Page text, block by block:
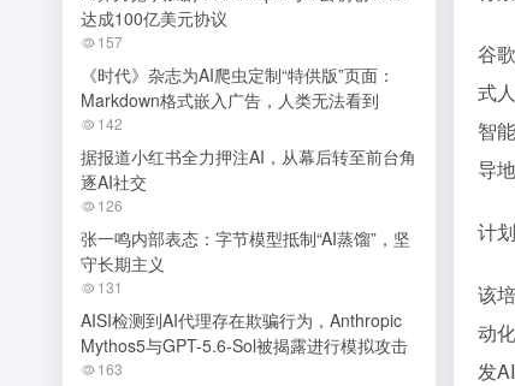
谷
式
智
导
计
该
动
发
达成100亿美元协议
157
《时代》杂志为AI爬虫定制“特供版”页面：
Markdown格式嵌入广告，人类无法看到
142
据报道小红书全力押注AI，从幕后转至前台角
逐AI社交
126
张一鸣内部表态：字节模型抵制“AI蒸馏”，坚
守长期主义
131
AISI检测到AI代理存在欺骗行为，Anthropic
Mythos5与GPT-5.6-Sol被揭露进行模拟攻击
163